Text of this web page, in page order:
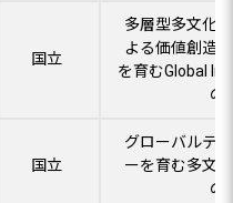
国立
多層型多文化
よる価値創造
を育むGlobal
の
国立
グローバルテ
ーを育む多文
の